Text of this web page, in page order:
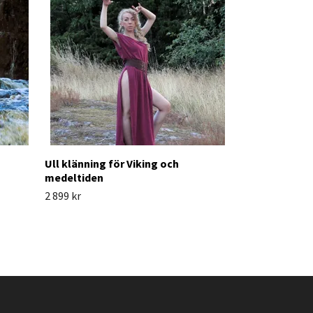
Ull klänning för Viking och
medeltiden
2 899 kr